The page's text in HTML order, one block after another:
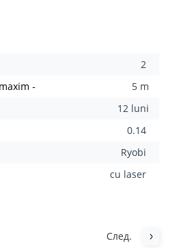
2
-
5 m
12 luni
0.14
Ryobi
cu laser
След.